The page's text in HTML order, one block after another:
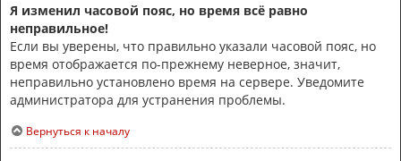
Я изменил часовой пояс, но время всё равно
неправильное!
Если вы уверены, что правильно указали часовой пояс, но
время отображается по-прежнему неверное, значит,
неправильно установлено время на сервере. Уведомите
администратора для устранения проблемы.
Вернуться к началу